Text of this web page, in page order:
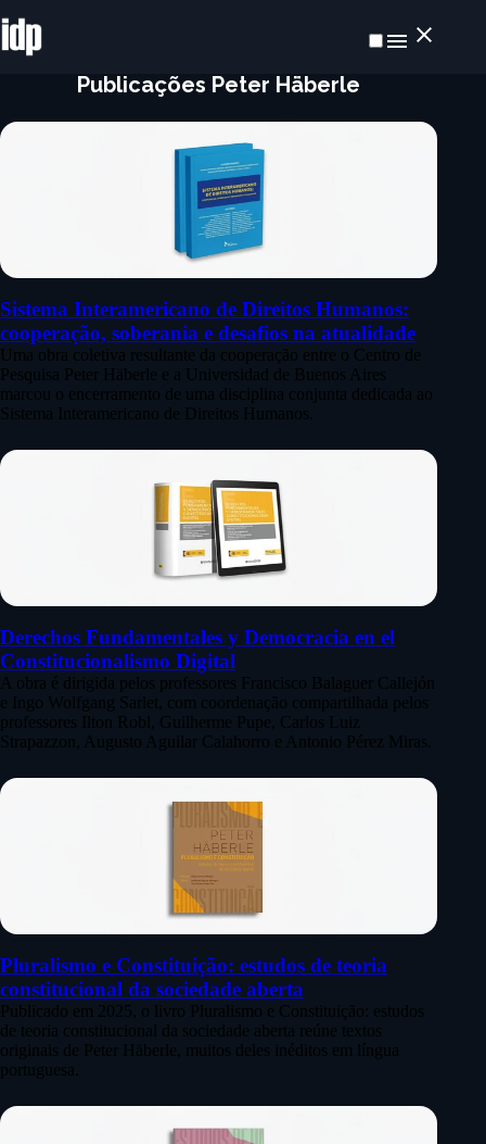
Publicações Peter Häberle
Sistema Interamericano de Direitos Humanos:
cooperação, soberania e desafios na atualidade
Uma obra coletiva resultante da cooperação entre o Centro de
Pesquisa Peter Häberle e a Universidad de Buenos Aires
marcou o encerramento de uma disciplina conjunta dedicada ao
Sistema Interamericano de Direitos Humanos.
Derechos Fundamentales y Democracia en el
Constitucionalismo Digital
A obra é dirigida pelos professores Francisco Balaguer Callejón
e Ingo Wolfgang Sarlet, com coordenação compartilhada pelos
professores Ilton Robl, Guilherme Pupe, Carlos Luiz
Strapazzon, Augusto Aguilar Calahorro e Antonio Pérez Miras.
Pluralismo e Constituição: estudos de teoria
constitucional da sociedade aberta
Publicado em 2025, o livro Pluralismo e Constituição: estudos
de teoria constitucional da sociedade aberta reúne textos
originais de Peter Häberle, muitos deles inéditos em língua
portuguesa.